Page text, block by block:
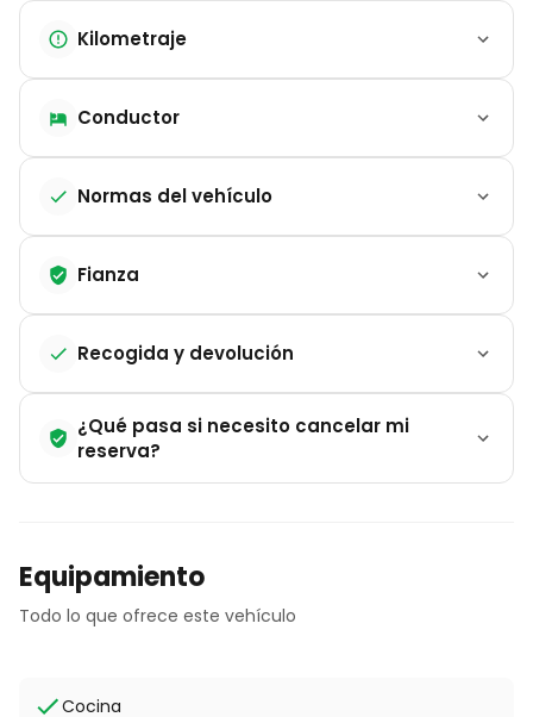
Kilometraje
Conductor
Normas del vehículo
Fianza
Recogida y devolución
¿Qué pasa si necesito cancelar mi
reserva?
Equipamiento
Todo lo que ofrece este vehículo
Cocina